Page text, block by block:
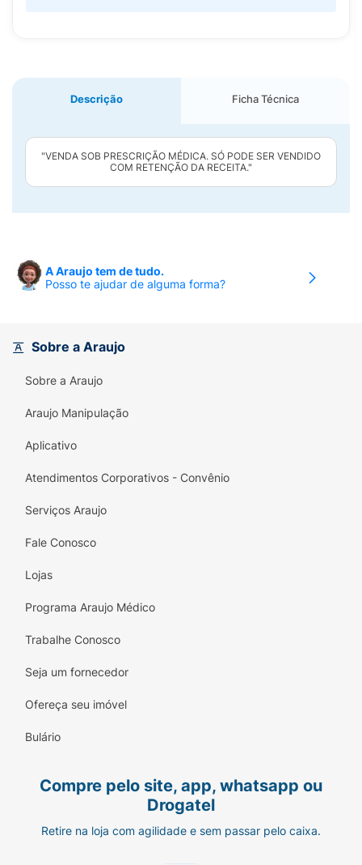
Descrição Ficha Técnica
"VENDA SOB PRESCRIÇÃO MÉDICA. SÓ PODE SER VENDIDO
COM RETENÇÃO DA RECEITA."
A Araujo tem de tudo.
Posso te ajudar de alguma forma?
Sobre a Araujo
Sobre a Araujo
Araujo Manipulação
Aplicativo
Atendimentos Corporativos - Convênio
Serviços Araujo
Fale Conosco
Lojas
Programa Araujo Médico
Trabalhe Conosco
Seja um fornecedor
Ofereça seu imóvel
Bulário
Compre pelo site, app, whatsapp ou
Drogatel
Retire na loja com agilidade e sem passar pelo caixa.